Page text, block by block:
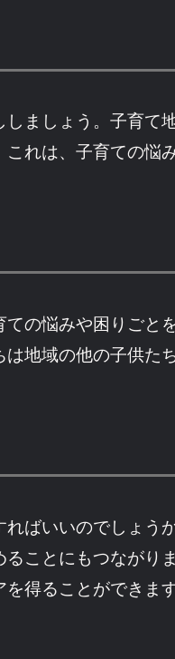
ましょう。子育て
れは、子育ての悩
の悩みや困りごと
地域の他の子供た
ばいいのでしょう
ことにもつながり
得ることができます